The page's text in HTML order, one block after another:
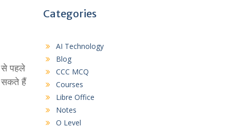
से पहले
सकते हैं
Categories
AI Technology
Blog
CCC MCQ
Courses
Libre Office
Notes
O Level